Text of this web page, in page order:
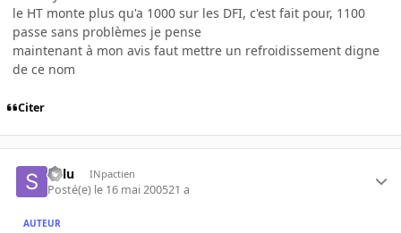
le HT monte plus qu'a 1000 sur les DFI, c'est fait pour, 1100
passe sans problèmes je pense
maintenant à mon avis faut mettre un refroidissement digne
de ce nom
Citer
Solu INpactien
Posté(e) le 16 mai 200521 a
AUTEUR